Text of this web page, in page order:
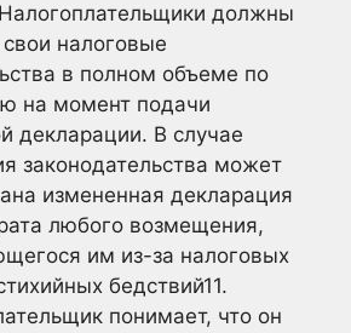
Налогоплательщики должны
свои налоговые
в полном объеме по
на момент подачи
декларации. В случае
законодательства может
измененная декларация
любого возмещения,
им из-за налоговых
бедствий11.
понимает, что он